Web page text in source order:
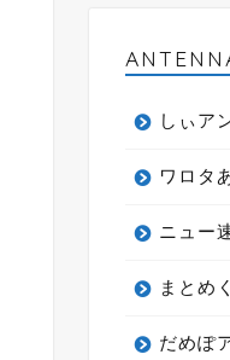
しぃア
ワロタ
ニュー
まとめ
だめぽ